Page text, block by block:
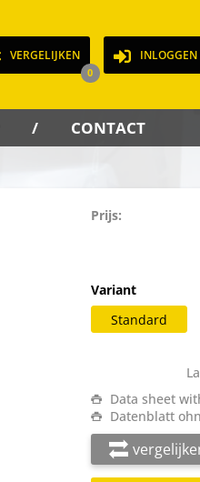
VERGELIJKEN
0
INLOGGEN
CONTACT
Prijs:
Variant
Standard
Data sheet
Datenblatt